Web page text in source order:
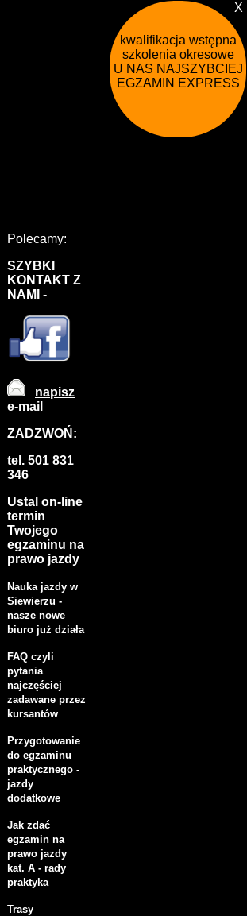
X
kwalifikacja wstępna
szkolenia okresowe
U NAS NAJSZYBCIEJ
EGZAMIN EXPRESS
Polecamy:
SZYBKI
KONTAKT Z
NAMI -
napisz
e-mail
ZADZWOŃ:
tel. 501 831
346
Ustal on-line
termin
Twojego
egzaminu na
prawo jazdy
Nauka jazdy w
Siewierzu -
nasze nowe
biuro już działa
FAQ czyli
pytania
najczęściej
zadawane przez
kursantów
Przygotowanie
do egzaminu
praktycznego -
jazdy
dodatkowe
Jak zdać
egzamin na
prawo jazdy
kat. A - rady
praktyka
Trasy